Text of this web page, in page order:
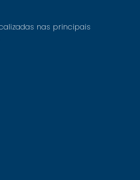
nas principais